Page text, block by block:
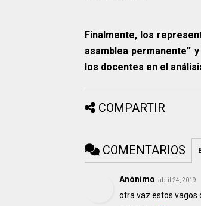
Finalmente, los
asamblea permanente”
los docentes en el
COMPARTIR
COMENTARIOS
Anónimo abril 24, 2019
otra vaz estos vagos